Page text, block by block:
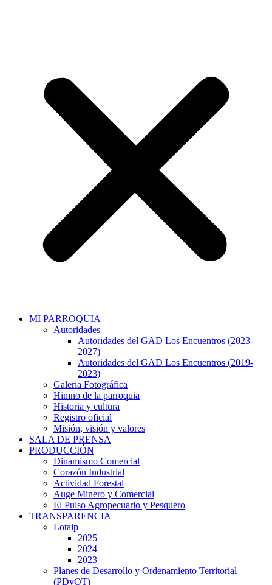
MI PARROQUIA
Autoridades
Autoridades del GAD Los Encuentros (2023-
2027)
Autoridades del GAD Los Encuentros (2019-
2023)
Galeria Fotográfica
Himno de la parroquia
Historia y cultura
Registro oficial
Misión, visión y valores
SALA DE PRENSA
PRODUCCIÓN
Dinamismo Comercial
Corazón Industrial
Actividad Forestal
Auge Minero y Comercial
El Pulso Agropecuario y Pesquero
TRANSPARENCIA
Lotaip
2025
2024
2023
Planes de Desarrollo y Ordenamiento Territorial
(PDyOT)